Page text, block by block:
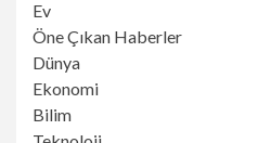
Ev
Öne Çıkan Haberler
Dünya
Ekonomi
Bilim